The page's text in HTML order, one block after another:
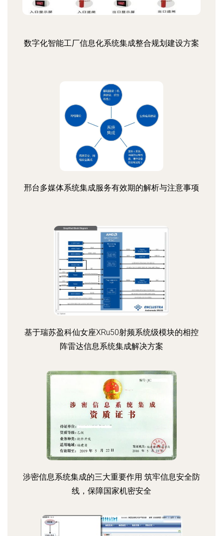
数字化智能工厂信息化系统集成整合规划建设方案
邢台多媒体系统集成服务有效期的解析与注意事项
基于瑞苏盈科仙女座XRu50射频系统级模块的相控
阵雷达信息系统集成解决方案
涉密信息系统集成的三大重要作用 筑牢信息安全防
线，保障国家机密安全